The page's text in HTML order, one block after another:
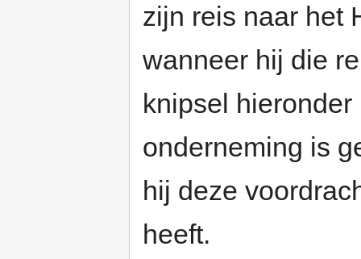
zijn reis naar het
wanneer hij die
knipsel
onderneming is
hij deze
heeft.